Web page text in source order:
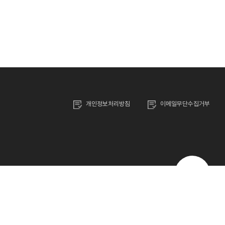
개인정보처리방침 이메일무단수집거부